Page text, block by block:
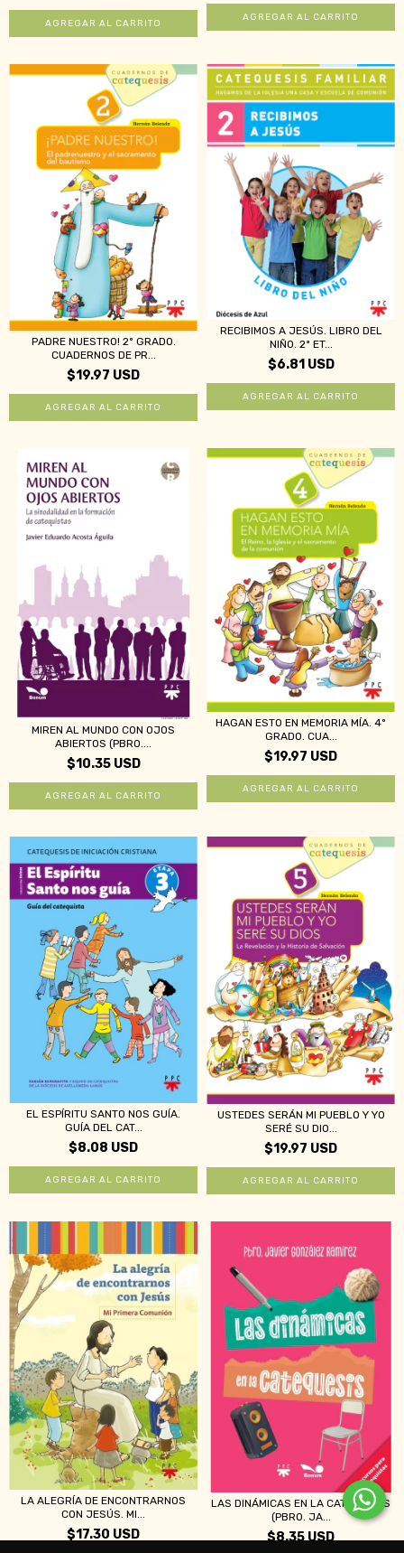
PADRE NUESTRO! 2º GRADO.
CUADERNOS DE PR...
$19.97 USD
RECIBIMOS A JESÚS. LIBRO DEL
NIÑO. 2ª ET...
$6.81 USD
MIREN AL MUNDO CON OJOS
ABIERTOS (PBRO....
$10.35 USD
HAGAN ESTO EN MEMORIA MÍA. 4º
GRADO. CUA...
$19.97 USD
EL ESPÍRITU SANTO NOS GUÍA.
GUÍA DEL CAT...
$8.08 USD
USTEDES SERÁN MI PUEBLO Y YO
SERÉ SU DIO...
$19.97 USD
LA ALEGRÍA DE ENCONTRARNOS
CON JESÚS. MI...
$17.30 USD
LAS DINÁMICAS EN LA CATEQUESIS
(PBRO. JA...
$8.35 USD